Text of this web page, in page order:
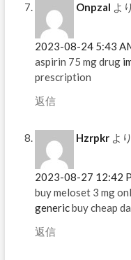
Onpzal よ
2023-08-24 5:43
aspirin 75 mg drug
prescription
返信
Hzrpkr よ
2023-08-27 12:42
buy meloset 3 mg
genericbuy cheap
返信